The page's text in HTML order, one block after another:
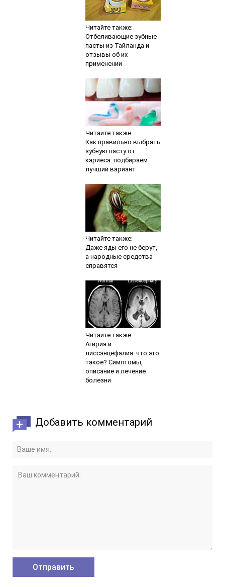
Читайте также:
Отбеливающие зубные
пасты из Тайланда и
отзывы об их
применении
Читайте также:
Как правильно выбрать
зубную пасту от
кариеса: подбираем
лучший вариант
Читайте также:
Даже яды его не берут,
а народные средства
справятся
Читайте также:
Агирия и
лиссэнцефалия: что это
такое? Симптомы,
описание и лечение
болезни
Добавить комментарий